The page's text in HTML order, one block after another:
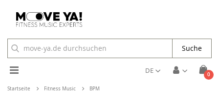
Cart
0
Toggle
Nav
DE
Suche
Startseite Fitness Music BPM